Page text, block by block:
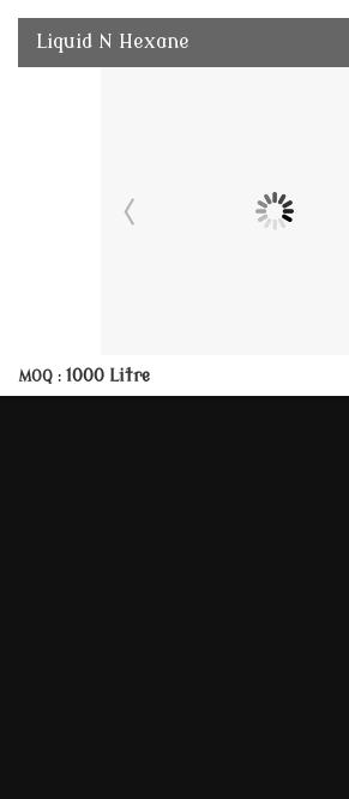
Liquid N Hexane
MOQ : 1000 Litre